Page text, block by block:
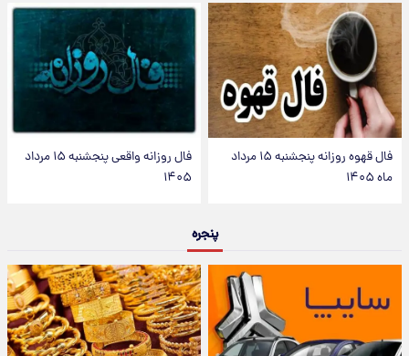
فال قهوه روزانه پنجشنبه ۱۵ مرداد
ماه ۱۴۰۵
فال روزانه واقعی پنجشنبه ۱۵ مرداد
۱۴۰۵
پنجره